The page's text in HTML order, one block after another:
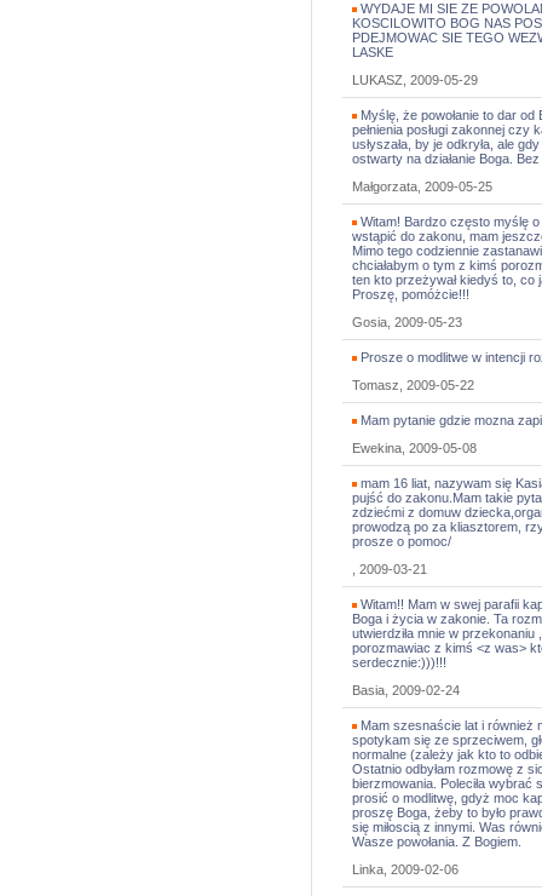
WYDAJE MI SIE ZE
KOSCILOWITO BOG NAS
PDEJMOWAC SIE TEGO
LASKE
LUKASZ, 2009-05-29
Myślę, że powołanie to dar
pełnienia posługi zakonnej czy
usłyszała, by je odkryła, ale
ostwarty na działanie Boga.
Małgorzata, 2009-05-25
Witam! Bardzo często myślę o
wstąpić do zakonu, mam
Mimo tego codziennie
chciałabym o tym z kimś
ten kto przeżywał kiedyś to,
Proszę, pomóżcie!!!
Gosia, 2009-05-23
Prosze o modlitwe w intencji
Tomasz, 2009-05-22
Mam pytanie gdzie mozna
Ewekina, 2009-05-08
mam 16 liat, nazywam się
pujść do zakonu.Mam takie
zdziećmi z domuw
prowodzą po za kliasztorem,
prosze o pomoc/
, 2009-03-21
Witam!! Mam w swej parafii
Boga i życia w zakonie. Ta
utwierdziła mnie w
porozmawiac z kimś <z was>
serdecznie:)))!!!
Basia, 2009-02-24
Mam szesnaście lat i również
spotykam się ze sprzeciwem,
normalne (zależy jak kto to
Ostatnio odbyłam rozmowę z
bierzmowania. Poleciła
prosić o modlitwę, gdyż moc
proszę Boga, żeby to było
się miłoscią z innymi. Was
Wasze powołania. Z Bogiem.
Linka, 2009-02-06